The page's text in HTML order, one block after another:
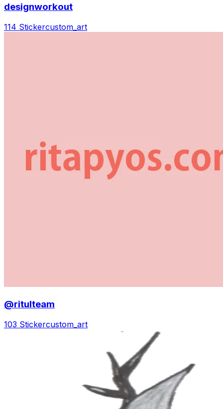
designworkout
114 Stickercustom_art
@ritulteam
103 Stickercustom_art